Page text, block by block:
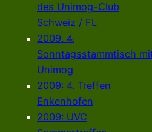
des Unimog-Club
Schweiz / FL
2009. 4.
Sonntagsstammtisch
Unimog
2009: 4. Treffen
Enkenhofen
2009: UVC